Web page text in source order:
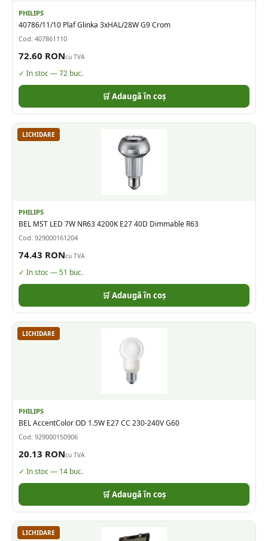
PHILIPS
40786/11/10 Plaf Glinka 3xHAL/28W G9 Crom
Cod: 407861110
72.60 RONcu TVA
✓ In stoc —72 buc.
🛒 Adaugă în coș
LICHIDARE
PHILIPS
BEL MST LED 7W NR63 4200K E27 40D Dimmable R63
Cod: 929000161204
74.43 RONcu TVA
✓ In stoc —51 buc.
🛒 Adaugă în coș
LICHIDARE
PHILIPS
BEL AccentColor OD 1.5W E27 CC 230-240V G60
Cod: 929000150906
20.13 RONcu TVA
✓ In stoc — 14 buc.
🛒 Adaugă în coș
LICHIDARE